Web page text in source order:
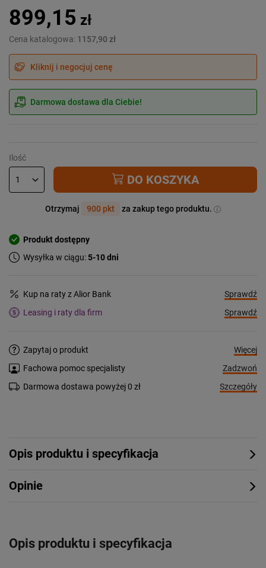
899,15 zł
Cena katalogowa: 1157,90 zł
Kliknij i negocjuj cenę
Darmowa dostawa dla Ciebie!
Ilość
DO KOSZYKA
Otrzymaj 900 pkt za zakup tego produktu.
Produkt dostępny
Wysyłka w ciągu:5-10 dni
Kup na raty z Alior Bank
Sprawdź
Leasing i raty dla firm
Sprawdź
Zapytaj o produkt
Więcej
Fachowa pomoc specjalisty
Zadzwoń
Darmowa dostawa powyżej 0 zł
Szczegóły
Opis produktu i specyfikacja
Opinie
Opis produktu i specyfikacja